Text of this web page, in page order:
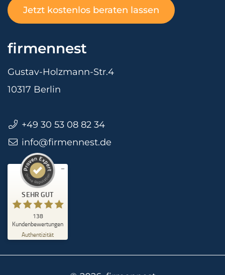
Jetzt kostenlos beraten lassen
firmennest
Gustav-Holzmann-Str.4
10317 Berlin
+49 30 53 08 82 34
info@firmennest.de
SEHR GUT
138
Kundenbewertungen
Authentizität
Kundenbewertungen und Erfahrungen zu
SEHR GUT
4,90
/
5,00
33
Bewertungen von